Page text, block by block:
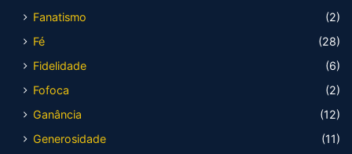
Fanatismo
(2)
Fé
(28)
Fidelidade
(6)
Fofoca
(2)
Ganância
(12)
Generosidade
(11)